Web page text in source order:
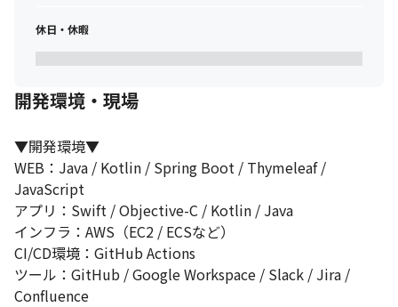
決定に関与
ョン
提言
・プロダクトファースト：ユーザー価値を最優先に、Bizサイドと
対等にディスカッション
・自律と裁量：トップダウンではなく、メンバー・チームに権限
を委譲する文化
・改善志向：声が通りやすく、改善提案は即検討・実行へ
・AI活用推進：GitHub Copilot等の有料プランを会社負担で導入
するなど、技術への投資も推進
休日・休暇
開発環境・現場
▼開発環境▼
WEB：Java / Kotlin / Spring Boot / Thymeleaf /
JavaScript
アプリ：Swift / Objective-C / Kotlin / Java
インフラ：AWS（EC2 / ECSなど）
CI/CD環境：GitHub Actions
ツール：GitHub / Google Workspace / Slack / Jira /
Confluence